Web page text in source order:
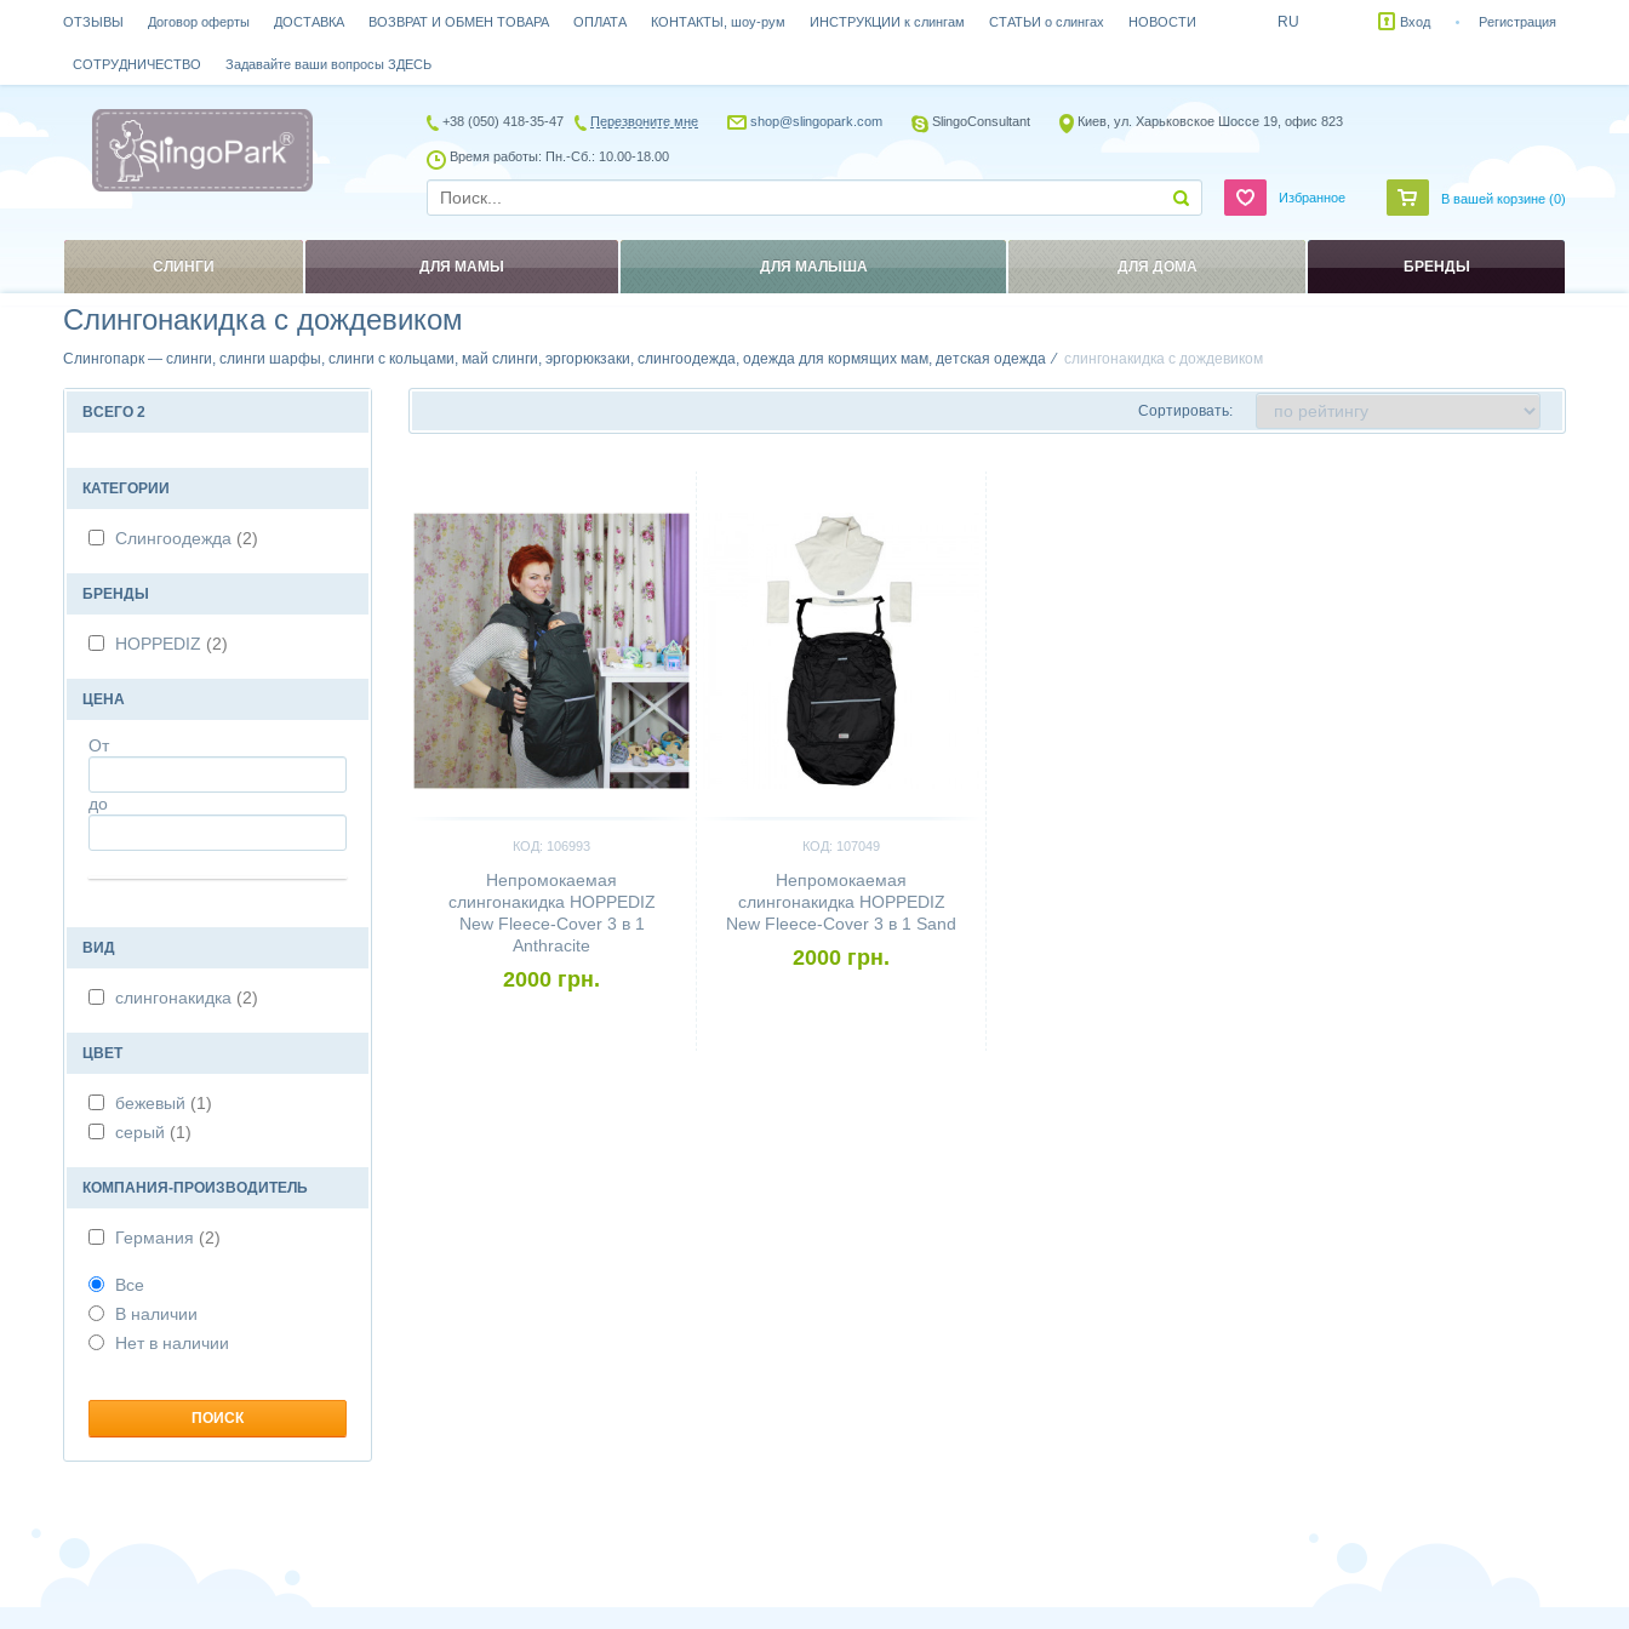
Слингонакидка с дождевиком
Слингопарк — слинги, слинги шарфы, слинги с кольцами, май слинги, эргорюкзаки, слингоодежда, одежда для кормящих мам, детская одежда слингонакидка с дождевиком
ВСЕГО 2
КАТЕГОРИИ
Слингоодежда (2)
БРЕНДЫ
HOPPEDIZ (2)
ЦЕНА
От
до
ВИД
слингонакидка (2)
ЦВЕТ
бежевый (1)
серый (1)
КОМПАНИЯ-ПРОИЗВОДИТЕЛЬ
Германия (2)
Все
В наличии
Нет в наличии
Сортировать:
КОД: 106993
Непромокаемая
слингонакидка HOPPEDIZ
New Fleece-Cover 3 в 1
Anthracite
2000 грн.
КОД: 107049
Непромокаемая
слингонакидка HOPPEDIZ
New Fleece-Cover 3 в 1 Sand
2000 грн.
ОТЗЫВЫ Договор оферты ДОСТАВКА ВОЗВРАТ И ОБМЕН ТОВАРА ОПЛАТА КОНТАКТЫ, шоу-рум ИНСТРУКЦИИ к слингам СТАТЬИ о слингах НОВОСТИ
СОТРУДНИЧЕСТВО Задавайте ваши вопросы ЗДЕСЬ
RU Вход Регистрация
+38 (050) 418-35-47 Перезвоните мне shop@slingopark.com SlingoConsultant Киев, ул. Харьковское Шоссе 19, офис 823
Время работы: Пн.-Сб.: 10.00-18.00
Избранное В вашей корзине (0)
СЛИНГИ ДЛЯ МАМЫ ДЛЯ МАЛЫША ДЛЯ ДОМА БРЕНДЫ